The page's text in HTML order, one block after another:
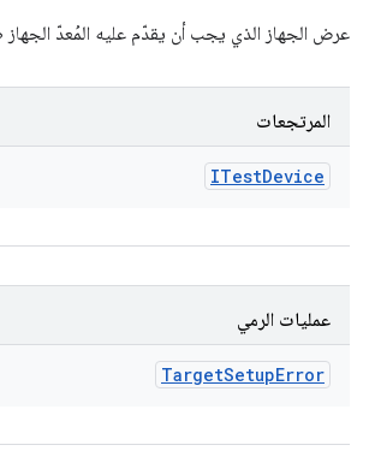
عرض الجهاز الذي يجب أن يقدّم عليه المُعدّ الجهاز
المرتجعات
ITestDevice
عمليات الرمي
TargetSetupError